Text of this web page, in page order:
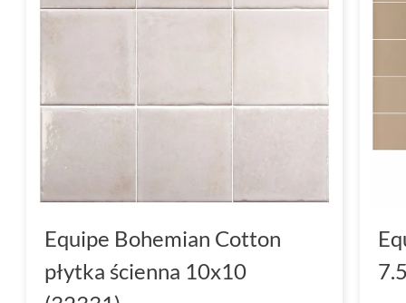
Equipe Bohemian Cotton
płytka ścienna 10x10